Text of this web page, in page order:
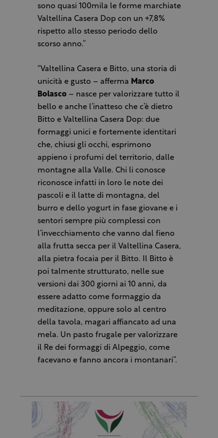
sono quasi 100mila le forme marchiate
Valtellina Casera Dop con un +7,8%
rispetto allo stesso periodo dello
scorso anno.”
“Valtellina Casera e Bitto, una storia di
unicità e gusto – afferma Marco
Bolasco– nasce per valorizzare tutto il
bello e anche l’inatteso che c’è dietro
Bitto e Valtellina Casera Dop: due
formaggi unici e fortemente identitari
che, chiusi gli occhi, esprimono
appieno i profumi del territorio, dalle
montagne alla Valle. Chi li conosce
riconosce infatti in loro le note dei
pascoli e il latte di montagna, del
burro e dello yogurt in fase giovane e i
sentori sempre più complessi con
l’invecchiamento che vanno dal fieno
alla frutta secca per il Valtellina Casera,
alla pietra focaia per il Bitto. Il Bitto è
poi talmente strutturato, nelle sue
versioni dai 300 giorni ai 10 anni, da
essere adatto come formaggio da
meditazione, oppure solo al centro
della tavola, magari affiancato ad una
mela. Un pasto frugale per valorizzare
il Re dei formaggi di Alpeggio, come
facevano e fanno ancora i montanari”.